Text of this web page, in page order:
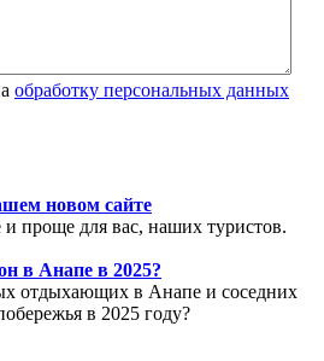
обработку персональных данных
новом сайте
проще для вас, наших туристов.
в Анапе в 2025?
отдыхающих в Анапе и соседних
в 2025 году?